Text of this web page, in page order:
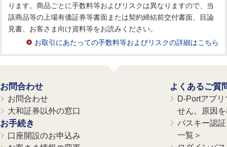
ります。商品ごとに手数料等およびリスクは異なりますので、当
該商品等の上場有価証券等書面または契約締結前交付書面、目論
見書、お客さま向け資料等をお読みください。
お取引にあたっての手数料等およびリスクの詳細はこちら
お問合わせ
お問合わせ
大和証券以外の窓口
お手続き
口座開設のお申込み
よくあるご質
D-Portアプ
せん。原因
パスキー認
一覧＞